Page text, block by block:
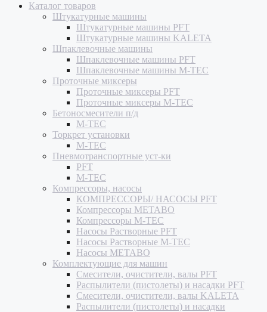
Каталог товаров
Штукатурные машины
Штукатурные машины PFT
Штукатурные машины KALETA
Шпаклевочные машины
Шпаклевочные машины PFT
Шпаклевочные машины M-TEC
Проточные миксеры
Проточные миксеры PFT
Проточные миксеры M-TEC
Бетоносмесители п/д
M-TEC
Торкрет установки
M-TEC
Пневмотранспортные уст-ки
PFT
M-TEC
Компрессоры, насосы
КОМПРЕССОРЫ/ НАСОСЫ PFT
Компрессоры METABO
Компрессоры M-TEC
Насосы Растворные PFT
Насосы Растворные M-TEC
Насосы METABO
Комплектующие для машин
Смесители, очистители, валы PFT
Распылители (пистолеты) и насадки PFT
Смесители, очистители, валы KALETA
Распылители (пистолеты) и насадки